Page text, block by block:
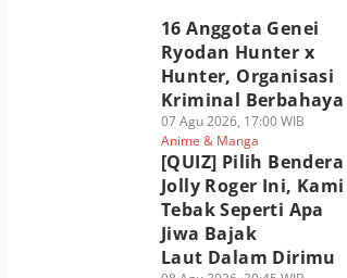
16 Anggota Genei
Ryodan Hunter x
Hunter, Organisasi
Kriminal Berbahaya
07 Agu 2026, 17:00 WIB
Anime & Manga
[QUIZ] Pilih Bendera
Jolly Roger Ini, Kami
Tebak Seperti Apa
Jiwa Bajak
Laut Dalam Dirimu